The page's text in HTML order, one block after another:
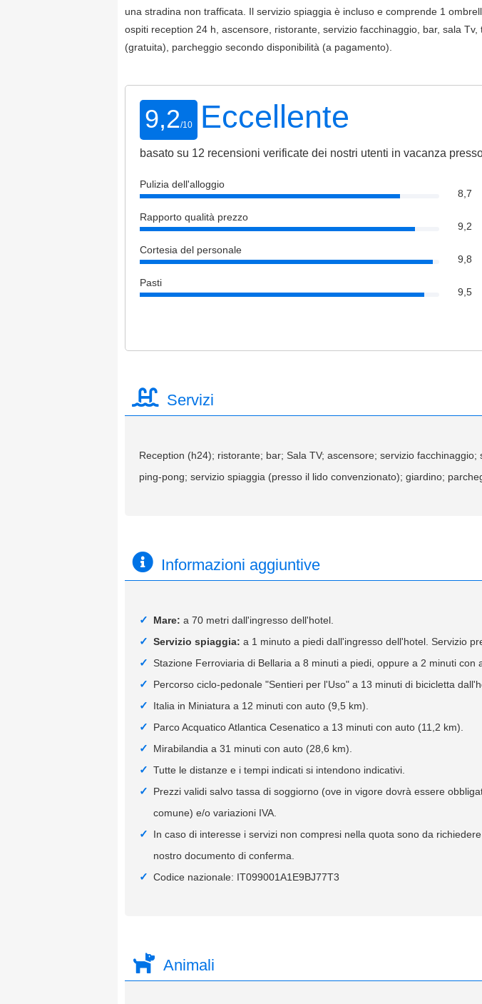
una stradina non trafficata. Il servizio spiaggia è incluso e comprende 1
ospiti reception 24 h, ascensore, ristorante, servizio facchinaggio, bar, sala
(gratuita), parcheggio secondo disponibilità (a pagamento).
9,2/10 Eccellente
basato su 12 recensioni verificate dei nostri utenti in vacanza
Pulizia dell'alloggio
8,7
Rapporto qualità prezzo
9,2
Cortesia del personale
9,8
Pasti
9,5
Servizi
Reception (h24); ristorante; bar; Sala TV; ascensore; servizio
ping-pong; servizio spiaggia (presso il lido convenzionato); giardino;
Informazioni aggiuntive
Mare: a 70 metri dall'ingresso dell'hotel.
Servizio spiaggia: a 1 minuto a piedi dall'ingresso dell'hotel. Servizio
Stazione Ferroviaria di Bellaria a 8 minuti a piedi, oppure a 2 minuti con
Percorso ciclo-pedonale "Sentieri per l'Uso" a 13 minuti di bicicletta
Italia in Miniatura a 12 minuti con auto (9,5 km).
Parco Acquatico Atlantica Cesenatico a 13 minuti con auto (11,2 km).
Mirabilandia a 31 minuti con auto (28,6 km).
Tutte le distanze e i tempi indicati si intendono indicativi.
Prezzi validi salvo tassa di soggiorno (ove in vigore dovrà essere
comune) e/o variazioni IVA.
In caso di interesse i servizi non compresi nella quota sono da
nostro documento di conferma.
Codice nazionale: IT099001A1E9BJ77T3
Animali